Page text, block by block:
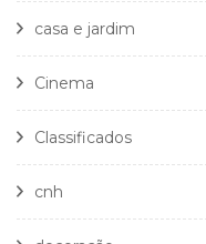
casa e jardim
Cinema
Classificados
cnh